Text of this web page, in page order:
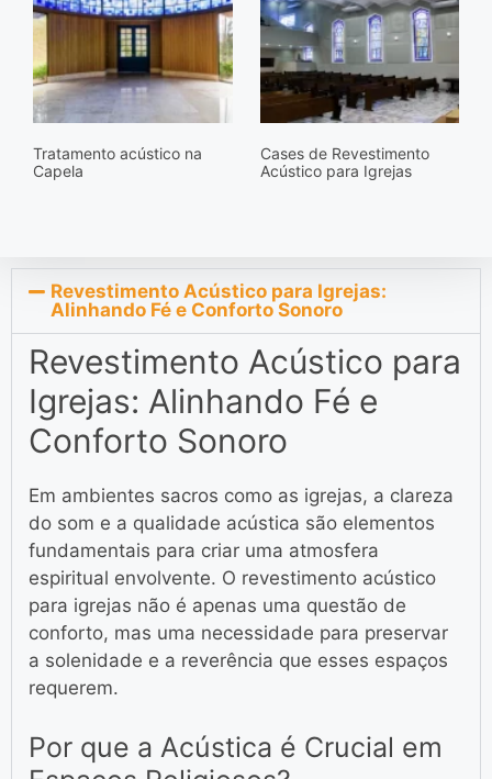
Tratamento acústico na
Capela
Cases de Revestimento
Acústico para Igrejas
Revestimento Acústico para Igrejas:
Alinhando Fé e Conforto Sonoro
Revestimento Acústico para
Igrejas: Alinhando Fé e
Conforto Sonoro
Em ambientes sacros como as igrejas, a clareza
do som e a qualidade acústica são elementos
fundamentais para criar uma atmosfera
espiritual envolvente. O revestimento acústico
para igrejas não é apenas uma questão de
conforto, mas uma necessidade para preservar
a solenidade e a reverência que esses espaços
requerem.
Por que a Acústica é Crucial em